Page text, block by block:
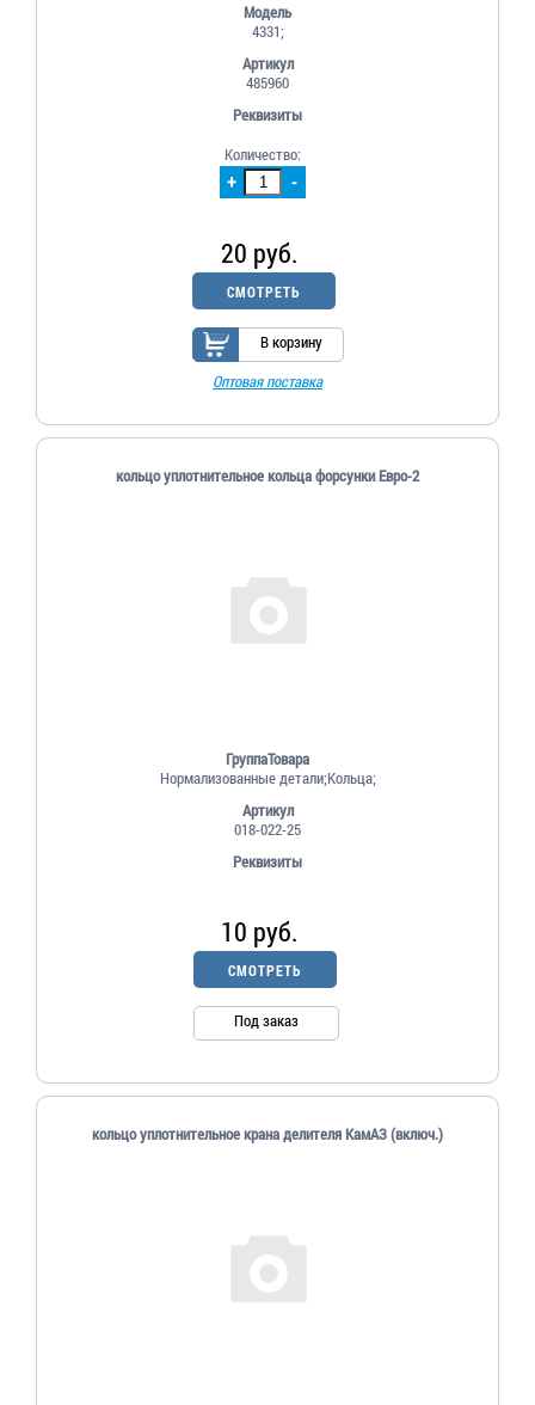
Модель
4331;
Артикул
485960
Реквизиты
+ -
Количество:
20 руб.
СМОТРЕТЬ
В корзину
Оптовая поставка
кольцо уплотнительное кольца форсунки Евро-2
ГруппаТовара
Нормализованные детали;Кольца;
Артикул
018-022-25
Реквизиты
10 руб.
СМОТРЕТЬ
Под заказ
кольцо уплотнительное крана делителя КамАЗ (включ.)